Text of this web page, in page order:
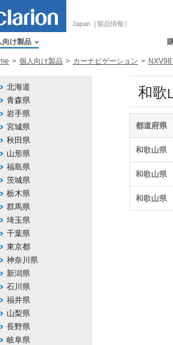
Japan［製品情報］
向け製品
個人向け製品 カーナビゲーション
北海道
青森県
岩手県
宮城県
秋田県
山形県
福島県
茨城県
栃木県
群馬県
埼玉県
千葉県
東京都
神奈川県
新潟県
石川県
福井県
山梨県
長野県
岐阜県
和歌
都道府県
和歌山県
和歌山県
和歌山県